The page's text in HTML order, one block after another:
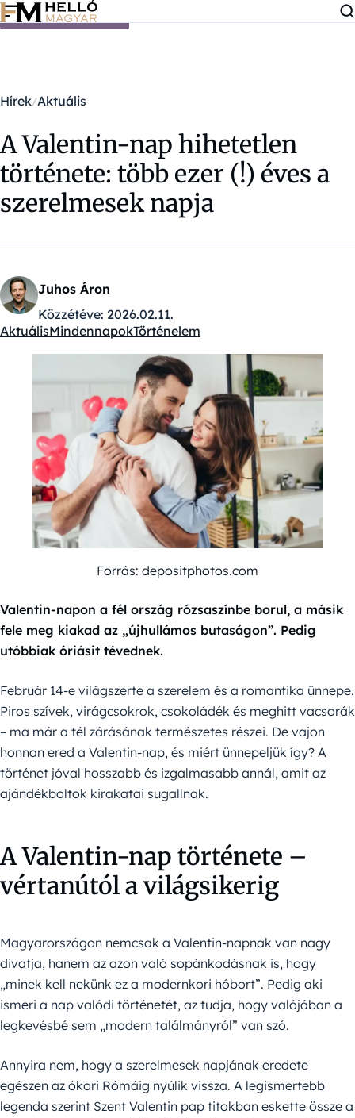
Ugrás a tartalomra
Hírek Aktuális
A Valentin-nap hihetetlen
története: több ezer (!) éves a
szerelmesek napja
Juhos Áron
Közzétéve: 2026.02.11.
Kategóriák:
AktuálisMindennapokTörténelem
Forrás: depositphotos.com
Valentin-napon a fél ország rózsaszínbe borul, a másik
fele meg kiakad az „újhullámos butaságon”. Pedig
utóbbiak óriásit tévednek.
Február 14-e világszerte a szerelem és a romantika ünnepe.
Piros szívek, virágcsokrok, csokoládék és meghitt vacsorák
– ma már a tél zárásának természetes részei. De vajon
honnan ered a Valentin-nap, és miért ünnepeljük így? A
történet jóval hosszabb és izgalmasabb annál, amit az
ajándékboltok kirakatai sugallnak.
A Valentin-nap története –
vértanútól a világsikerig
Magyarországon nemcsak a Valentin-napnak van nagy
divatja, hanem az azon való sopánkodásnak is, hogy
„minek kell nekünk ez a modernkori hóbort”. Pedig aki
ismeri a nap valódi történetét, az tudja, hogy valójában a
legkevésbé sem „modern találmányról” van szó.
Annyira nem, hogy a szerelmesek napjának eredete
egészen az ókori Rómáig nyúlik vissza. A legismertebb
legenda szerint Szent Valentin pap titokban eskette össze a